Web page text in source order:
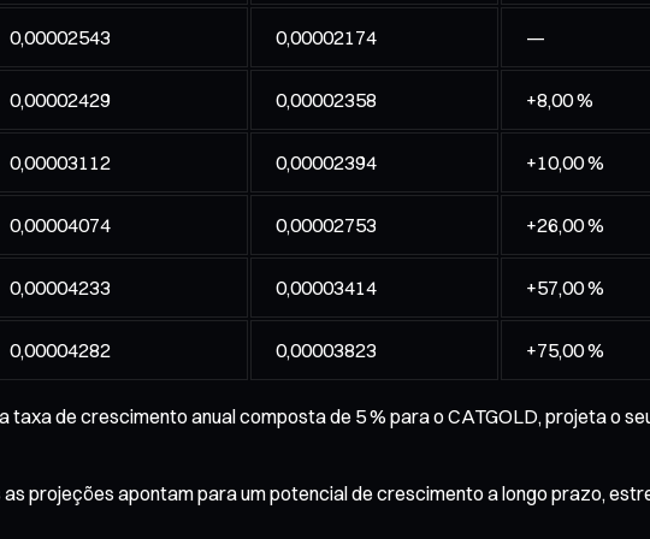
0,00002543 0,00002174 —
0,00002429 0,00002358 +8,00 %
0,00003112 0,00002394 +10,00 %
0,00004074 0,00002753 +26,00 %
0,00004233 0,00003414 +57,00 %
0,00004282 0,00003823 +75,00 %
taxa de crescimento anual composta de 5 % para o CATGOLD, projeta o
projeções apontam para um potencial de crescimento a longo prazo,